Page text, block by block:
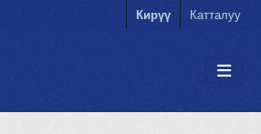
Кирүү Катталуу